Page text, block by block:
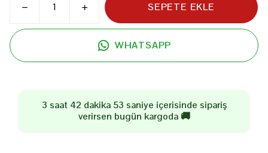
SEPETE EKLE
WHATSAPP
3 saat 42 dakika 53 saniye içerisinde sipariş
verirsen bugün kargoda 🚚